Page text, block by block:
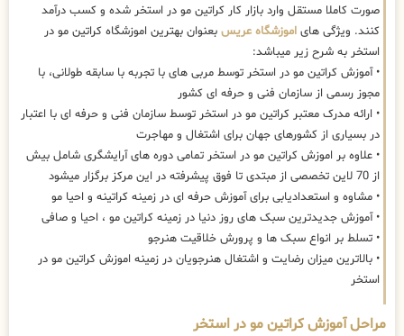
صورت کاملا مستقل وارد بازار کار کراتین مو در استخر شده و کسب درآمد
کنند. ویژگی های اموزشگاه عریس بعنوان بهترین اموزشگاه کراتین مو در
استخر به شرح زیر میباشد:
• آموزش کراتین مو در استخر توسط مربی های با تجربه با سابقه طولانی، با
مجوز رسمی از سازمان فنی و حرفه ای کشور
• ارائه مدرک معتبر کراتین مو در استخر توسط سازمان فنی و حرفه ای با اعتبار
در بسیاری از کشورهای جهان برای اشتغال و مهاجرت
• علاوه بر اموزش کراتین مو در استخر تمامی دوره های آرایشگری شامل بیش
از 70 لاین تخصصی از مبتدی تا فوق پیشرفته در این مرکز برگزار میشود
• مشاوه و استعدادیابی برای آموزش حرفه ای در زمینه کراتینه و احیا مو
• آموزش جدیدترین سبک های روز دنیا در زمینه کراتین مو ، احیا و صافی
• تسلط بر انواع سبک ها و پرورش خلاقیت هنرجو
• بالاترین میزان رضایت و اشتغال هنرجویان در زمینه اموزش کراتین مو در
استخر
مراحل آموزش کراتین مو در استخر